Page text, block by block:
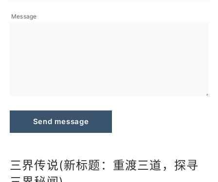
Message
Send message
三界传说(新标题：重渡三道，探寻